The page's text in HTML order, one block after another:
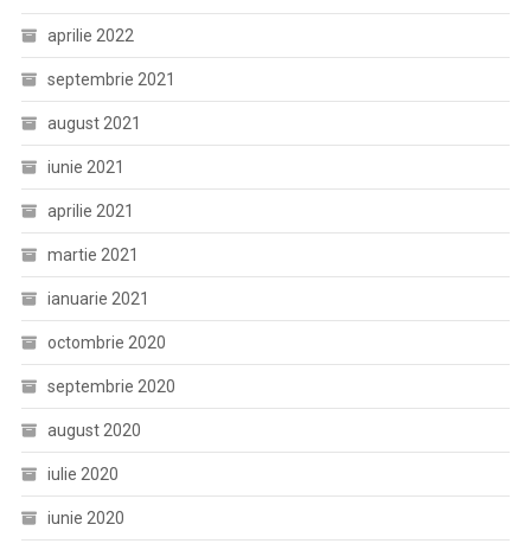
aprilie 2022
septembrie 2021
august 2021
iunie 2021
aprilie 2021
martie 2021
ianuarie 2021
octombrie 2020
septembrie 2020
august 2020
iulie 2020
iunie 2020